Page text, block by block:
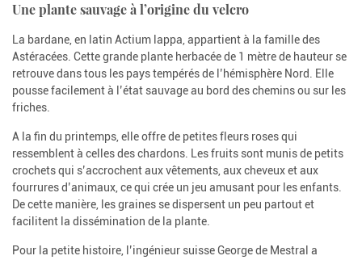
Une plante sauvage à l’origine du velcro
La bardane, en latin Actium lappa, appartient à la famille des
Astéracées. Cette grande plante herbacée de 1 mètre de hauteur se
retrouve dans tous les pays tempérés de l’hémisphère Nord. Elle
pousse facilement à l’état sauvage au bord des chemins ou sur les
friches.
A la fin du printemps, elle offre de petites fleurs roses qui
ressemblent à celles des chardons. Les fruits sont munis de petits
crochets qui s’accrochent aux vêtements, aux cheveux et aux
fourrures d’animaux, ce qui crée un jeu amusant pour les enfants.
De cette manière, les graines se dispersent un peu partout et
facilitent la dissémination de la plante.
Pour la petite histoire, l’ingénieur suisse George de Mestral a